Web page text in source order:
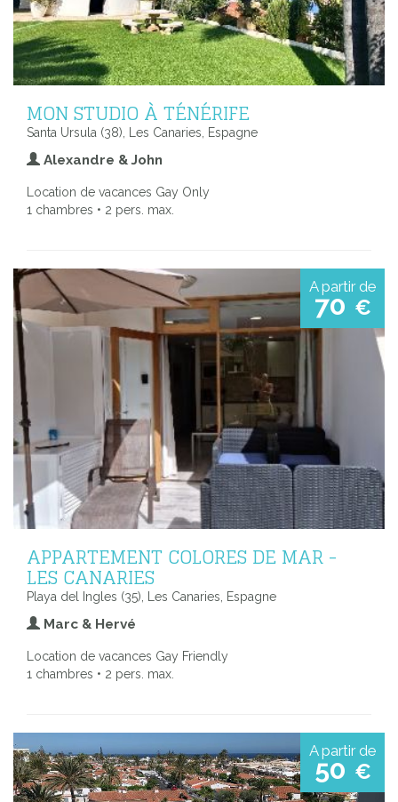
MON STUDIO À TÉNÉRIFE
Santa Ursula (38), Les Canaries, Espagne
Alexandre & John
Location de vacances Gay Only
1 chambres • 2 pers. max.
A partir de
70 €
APPARTEMENT COLORES DE MAR -
LES CANARIES
Playa del Ingles (35), Les Canaries, Espagne
Marc & Hervé
Location de vacances Gay Friendly
1 chambres • 2 pers. max.
A partir de
50 €